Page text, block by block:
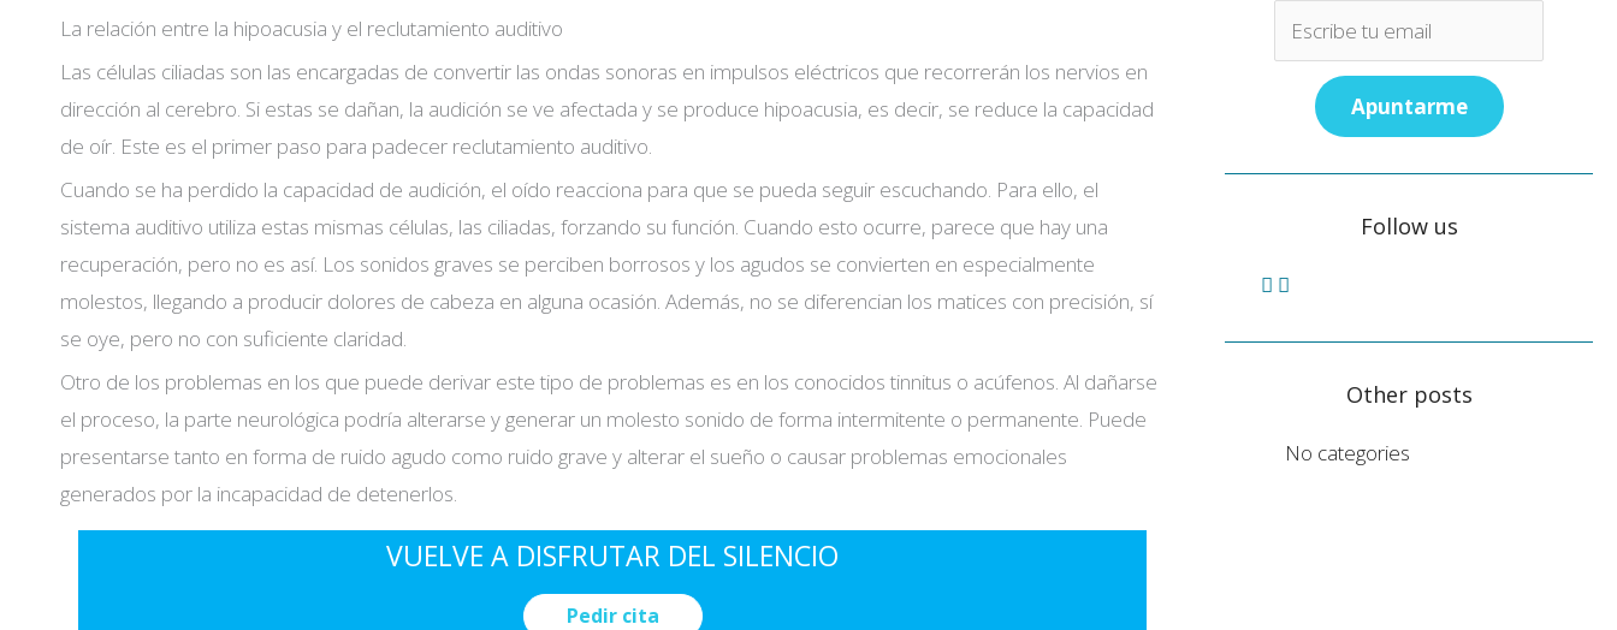
La relación entre la hipoacusia y el reclutamiento auditivo
Las células ciliadas son las encargadas de convertir las ondas sonoras en impulsos eléctricos que recorrerán los nervios en
dirección al cerebro. Si estas se dañan, la audición se ve afectada y se produce hipoacusia, es decir, se reduce la capacidad
de oír. Este es el primer paso para padecer reclutamiento auditivo.
Cuando se ha perdido la capacidad de audición, el oído reacciona para que se pueda seguir escuchando. Para ello, el
sistema auditivo utiliza estas mismas células, las ciliadas, forzando su función. Cuando esto ocurre, parece que hay una
recuperación, pero no es así. Los sonidos graves se perciben borrosos y los agudos se convierten en especialmente
molestos, llegando a producir dolores de cabeza en alguna ocasión. Además, no se diferencian los matices con precisión, sí
se oye, pero no con suficiente claridad.
Otro de los problemas en los que puede derivar este tipo de problemas es en los conocidos tinnitus o acúfenos. Al dañarse
el proceso, la parte neurológica podría alterarse y generar un molesto sonido de forma intermitente o permanente. Puede
presentarse tanto en forma de ruido agudo como ruido grave y alterar el sueño o causar problemas emocionales
generados por la incapacidad de detenerlos.
VUELVE A DISFRUTAR DEL SILENCIO
Pedir cita
Follow us
Other posts
No categories